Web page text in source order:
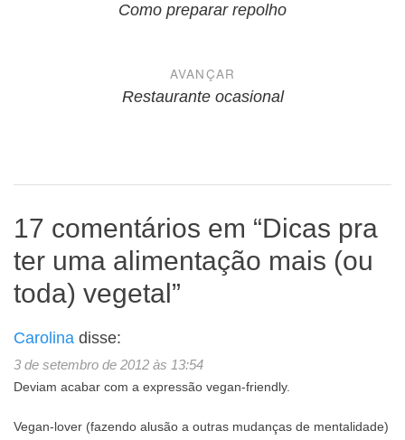
Como preparar repolho
AVANÇAR
Restaurante ocasional
17 comentários em “Dicas pra
ter uma alimentação mais (ou
toda) vegetal”
Carolina disse:
3 de setembro de 2012 às 13:54
Deviam acabar com a expressão vegan-friendly.
Vegan-lover (fazendo alusão a outras mudanças de mentalidade)